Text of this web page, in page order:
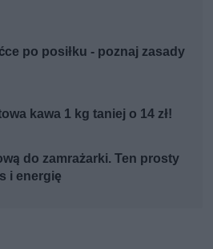
po posiłku - poznaj zasady
kawa 1 kg taniej o 14 zł!
do zamrażarki. Ten prosty
i energię